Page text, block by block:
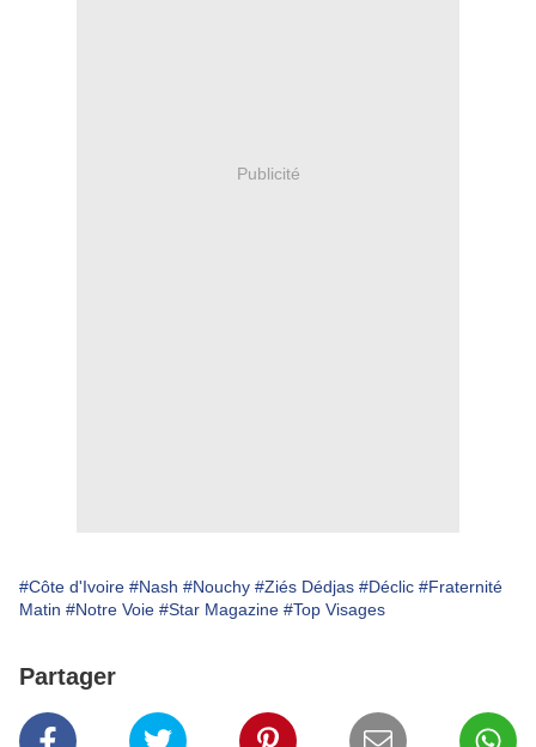
Publicité
#Côte d'Ivoire #Nash #Nouchy #Ziés Dédjas #Déclic #Fraternité
Matin #Notre Voie #Star Magazine #Top Visages
Partager